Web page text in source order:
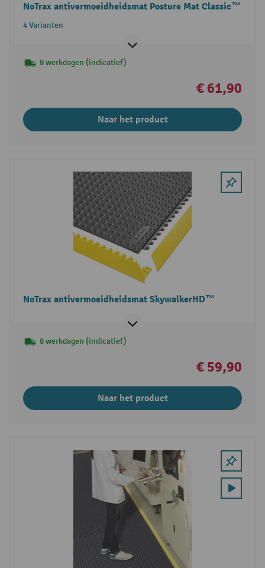
NoTrax antivermoeidheidsmat Posture Mat Classic™
4 Varianten
8 werkdagen (indicatief)
€ 61,90
Naar het product
NoTrax antivermoeidheidsmat SkywalkerHD™
8 werkdagen (indicatief)
€ 59,90
Naar het product